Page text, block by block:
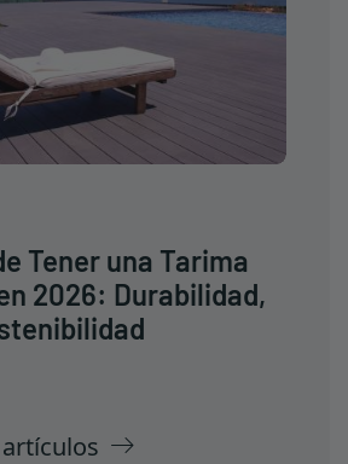
Tener una Tarima
2026: Durabilidad,